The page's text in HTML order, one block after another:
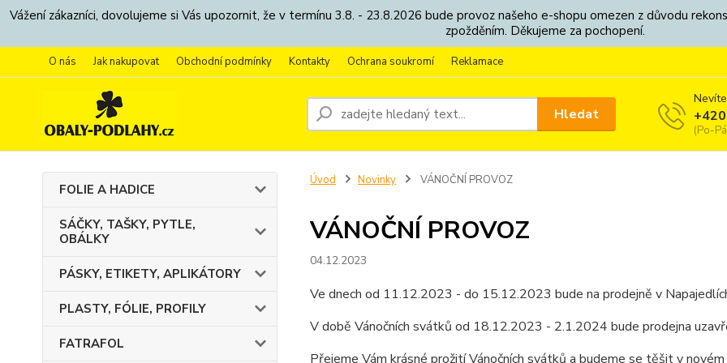
Vážení zákazníci, dovolujeme si Vás upozornit, že v termínu 3.8. - 23.8.2026 bude provoz našeho e-shopu omezen z důvodu
zpožděním. Děkujeme za pochopení.
O nás Jak nakupovat Obchodní podmínky Kontakty Ochrana soukromí Reklamace
Hledat
(Po-
FOLIE A HADICE
SÁČKY, TAŠKY, PYTLE,
OBÁLKY
PÁSKY, ETIKETY, APLIKÁTORY
PLASTY, FÓLIE, PROFILY
FATRAFOL
Úvod Novinky VÁNOČNÍ PROVOZ
VÁNOČNÍ PROVOZ
04.12.2023
Ve dnech od 11.12.2023 - do 15.12.2023 bude na prodejně v
V době Vánočních svátků od 18.12.2023 - 2.1.2024 bude prodejna
Přejeme Vám krásné prožití Vánočních svátků a budeme se těšit v